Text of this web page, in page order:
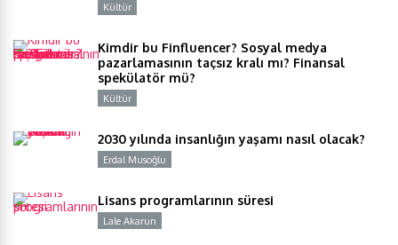
Kültür
Kimdir bu Finfluencer? Sosyal medya
pazarlamasının taçsız kralı mı? Finansal
spekülatör mü?
Kültür
2030 yılında insanlığın yaşamı nasıl olacak?
Erdal Musoğlu
Lisans programlarının süresi
Lale Akarun